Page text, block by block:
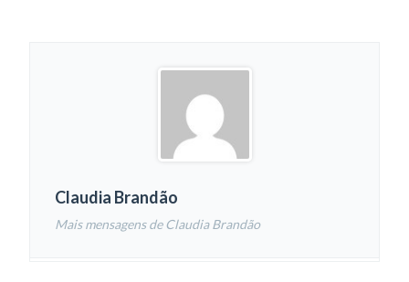
Claudia Brandão
Mais mensagens de Claudia Brandão